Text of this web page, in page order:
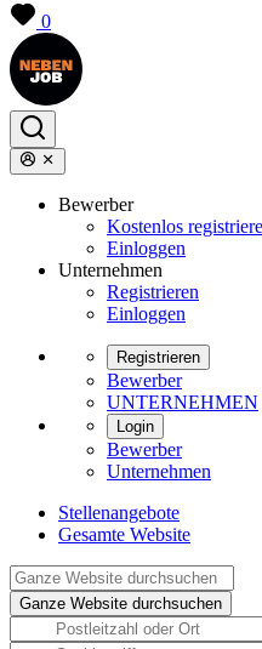
0
Bewerber
Kostenlos
Einloggen
Unternehmen
Registrieren
Einloggen
Registrieren
Bewerber
UNTERNEHMEN
Login
Bewerber
Unternehmen
Stellenangebote
Gesamte Website